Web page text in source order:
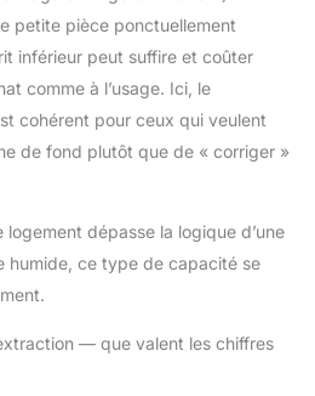
de maîtriser la
l'humidité et le
de moisissures qui
CONCEPTION
- Le
écoénergétique
dispose de
Cela inclut un mode
un mode nuit, un
cachées, une poignée de
cachée, un enrouleur de
réservoir d'eau de 4,8
de l'appareil, facile
petite pièce ponctuellement
inférieur peut suffire et coûter
comme à l’usage. Ici, le
cohérent pour ceux qui veulent
de fond plutôt que de « corriger »
logement dépasse la logique d’une
humide, ce type de capacité se
— que valent les chiffres